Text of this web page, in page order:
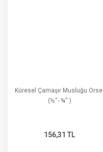
Küresel Çamaşır Musluğu Orsel
(½''- ¾'' )
156,31 TL